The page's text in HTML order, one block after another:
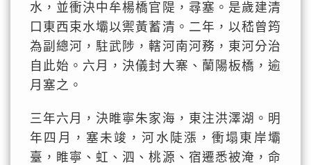
水，並衝決中牟楊橋官隄，尋塞。是歲建清
口東西束水壩以禦黃蓄清。二年，以嵇曾筠
為副總河，駐武陟，轄河南河務，東河分治
自此始。六月，決儀封大寨、蘭陽板橋，逾
月塞之。
三年六月，決睢寧朱家海，東注洪澤湖。明
年四月，塞未竣，河水陡漲，衝塌東岸壩
臺，睢寧、虹、泗、桃源、宿遷悉被淹，命